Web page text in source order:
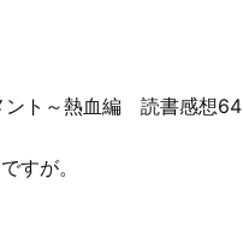
ント～熱血編 読書感想64
すが。